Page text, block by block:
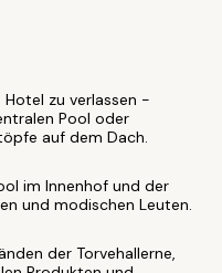
zu verlassen -
Pool oder
auf dem Dach.
im Innenhof und der
und modischen Leuten.
der Torvehallerne,